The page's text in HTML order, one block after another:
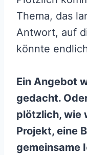
Thema, das
Antwort, auf
könnte
Ein Angebot
gedacht.
plötzlich, wie
Projekt, eine
gemeinsame I